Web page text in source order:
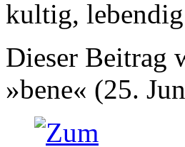
kultig,
Dieser Beitrag
»bene« (25.